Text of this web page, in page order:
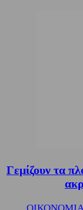
Γεμίζουν τα
ΟΙΚΟΝΟΜΙΑ